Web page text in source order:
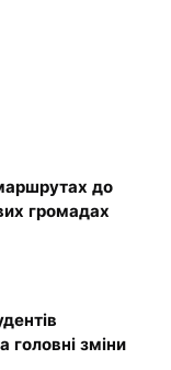
до
громадах
головні зміни